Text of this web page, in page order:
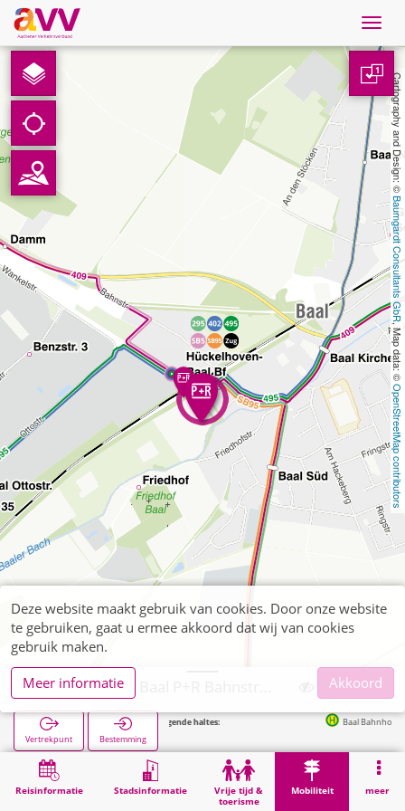
Nederlands
Downloads
Contact
Gegevensbescherming
Colofon
AVV
Cartography and Design: ©
Baumgardt Consultants GbR
, Map data: ©
OpenStreetMap contributors
1
Reisinformatie Stadsinformatie
Vrije tijd &
toerisme
Mobiliteit meer
Vertrekpunt Bestemming
Volgende haltes: Baal Bahnhof (Bus) in
Mobiliteit Hückelhoven, Baal P+R Bahnstraße
Deze website maakt gebruik van cookies. Door onze website
te gebruiken, gaat u ermee akkoord dat wij van cookies
gebruik maken.
Meer informatie
Akkoord